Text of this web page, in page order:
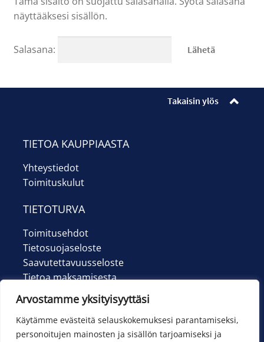
Arvostamme yksityisyyttäsi
Käytämme evästeitä selauskokemuksesi parantamiseksi,
personoitujen mainosten ja sisällön tarjoamiseksi ja
Ateria- ja välipalamaksut
Kuntosalit
Museokauppa
Nuorten työpaja
English
näyttääksesi sisällön.
Salasana:
Takaisin ylös
TIETOA KAUPPIAASTA
Yhteystiedot
Toimituskulut
TIETOTURVA
Toimitusehdot
Tietosuojaseloste
Saavutettavuusseloste
Tietoa maksamisesta